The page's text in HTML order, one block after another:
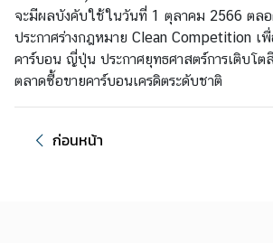
จะมีผลบังคับใช้ในวันที่ 1 ตุลาคม 2566 ตลอ
ประกาศร่างกฎหมาย Clean Competition เ
คาร์บอน ญี่ปุ่น ประกาศยุทธศาสตร์การเติบโต
ตลาดซื้อขายคาร์บอนเครดิตระดับชาติ
ก่อนหน้า